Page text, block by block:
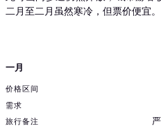
二月至二月虽然寒冷，但票价便宜。
月份
一月